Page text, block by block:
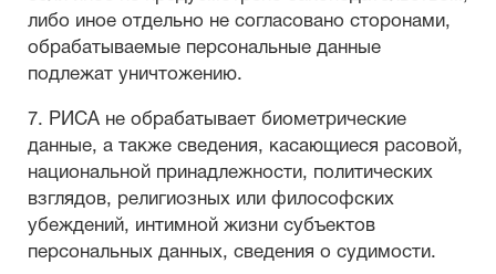
либо иное отдельно не согласовано сторонами,
обрабатываемые персональные данные
подлежат уничтожению.
7. РИСА не обрабатывает биометрические
данные, а также сведения, касающиеся расовой,
национальной принадлежности, политических
взглядов, религиозных или философских
убеждений, интимной жизни субъектов
персональных данных, сведения о судимости.